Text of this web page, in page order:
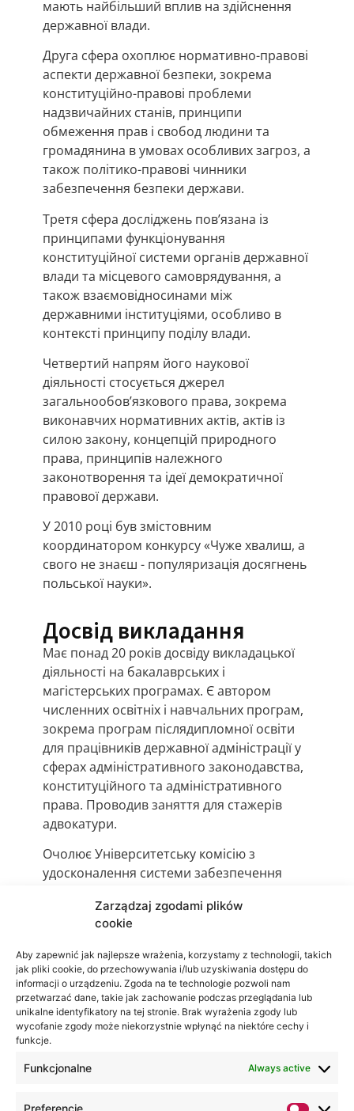
Zarządzaj zgodami plików
cookie
Aby zapewnić jak najlepsze wrażenia, korzystamy z technologii, takich
jak pliki cookie, do przechowywania i/lub uzyskiwania dostępu do
informacji o urządzeniu. Zgoda na te technologie pozwoli nam
przetwarzać dane, takie jak zachowanie podczas przeglądania lub
unikalne identyfikatory na tej stronie. Brak wyrażenia zgody lub
wycofanie zgody może niekorzystnie wpłynąć na niektóre cechy i
funkcje.
Funkcjonalne Always active
Preferencje
мають найбільший вплив на здійснення
державної влади.
Друга сфера охоплює нормативно-правові
аспекти державної безпеки, зокрема
конституційно-правові проблеми
надзвичайних станів, принципи
обмеження прав і свобод людини та
громадянина в умовах особливих загроз, а
також політико-правові чинники
забезпечення безпеки держави.
Третя сфера досліджень пов’язана із
принципами функціонування
конституційної системи органів державної
влади та місцевого самоврядування, а
також взаємовідносинами між
державними інституціями, особливо в
контексті принципу поділу влади.
Четвертий напрям його наукової
діяльності стосується джерел
загальнообов’язкового права, зокрема
виконавчих нормативних актів, актів із
силою закону, концепцій природного
права, принципів належного
законотворення та ідеї демократичної
правової держави.
У 2010 році був змістовним
координатором конкурсу «Чуже хвалиш, а
свого не знаєш - популяризація досягнень
польської науки».
Досвід викладання
Має понад 20 років досвіду викладацької
діяльності на бакалаврських і
магістерських програмах. Є автором
численних освітніх і навчальних програм,
зокрема програм післядипломної освіти
для працівників державної адміністрації у
сферах адміністративного законодавства,
конституційного та адміністративного
права. Проводив заняття для стажерів
адвокатури.
Очолює Університетську комісію з
удосконалення системи забезпечення
Нагороджений Медаллю Комісії
заслуги у сфері освіти та виховання, а
також Медаллю Люблінської унії (2020),
присудженою Президентом міста Любліна.